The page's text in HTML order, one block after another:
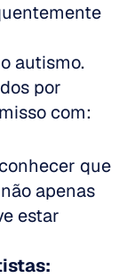
autismo.
por
com:
que
apenas
estar